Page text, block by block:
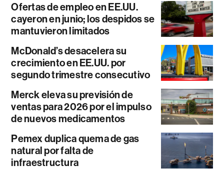
Ofertas de empleo en EE.UU.
cayeron en junio; los despidos se
mantuvieron limitados
McDonald’s desacelera su
crecimiento en EE.UU. por
segundo trimestre consecutivo
Merck eleva su previsión de
ventas para 2026 por el impulso
de nuevos medicamentos
Pemex duplica quema de gas
natural por falta de
infraestructura